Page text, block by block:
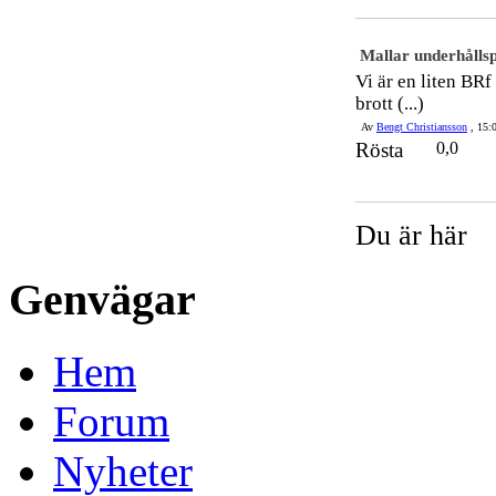
Mallar
Vi är en liten BRf
brott (...)
Av Bengt Christiansson ,
Rösta 0,0
Du är här
Genvägar
Hem
Forum
Nyheter